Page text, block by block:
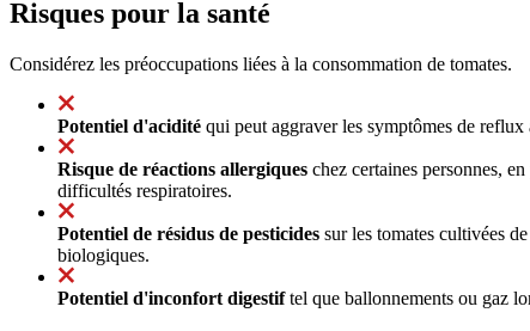
Risques pour la santé
Considérez les préoccupations liées à la consommation de tomates.
Potentiel d'acidité qui peut aggraver les symptômes de reflux
Risque de réactions allergiques chez certaines personnes,
difficultés respiratoires.
Potentiel de résidus de pesticides sur les tomates cultivées
biologiques.
Potentiel d'inconfort digestiftel que ballonnements ou gaz